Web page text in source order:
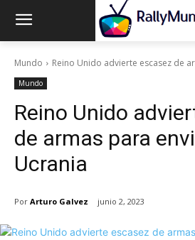
Mundo Reino Unido advierte escasez de
Mundo
Reino Unido
de armas para
Ucrania
Por Arturo Galvez junio 2, 2023